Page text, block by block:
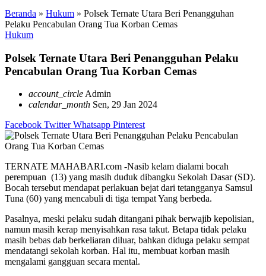
Beranda » Hukum » Polsek Ternate Utara Beri Penangguhan
Pelaku Pencabulan Orang Tua Korban Cemas
Hukum
Polsek Ternate Utara Beri Penangguhan Pelaku
Pencabulan Orang Tua Korban Cemas
account_circleAdmin
calendar_month Sen, 29 Jan 2024
Facebook Twitter Whatsapp Pinterest
TERNATE MAHABARI.com -Nasib kelam dialami bocah
perempuan (13) yang masih duduk dibangku Sekolah Dasar (SD).
Bocah tersebut mendapat perlakuan bejat dari tetangganya Samsul
Tuna (60) yang mencabuli di tiga tempat Yang berbeda.
Pasalnya, meski pelaku sudah ditangani pihak berwajib kepolisian,
namun masih kerap menyisahkan rasa takut. Betapa tidak pelaku
masih bebas dab berkeliaran diluar, bahkan diduga pelaku sempat
mendatangi sekolah korban. Hal itu, membuat korban masih
mengalami gangguan secara mental.